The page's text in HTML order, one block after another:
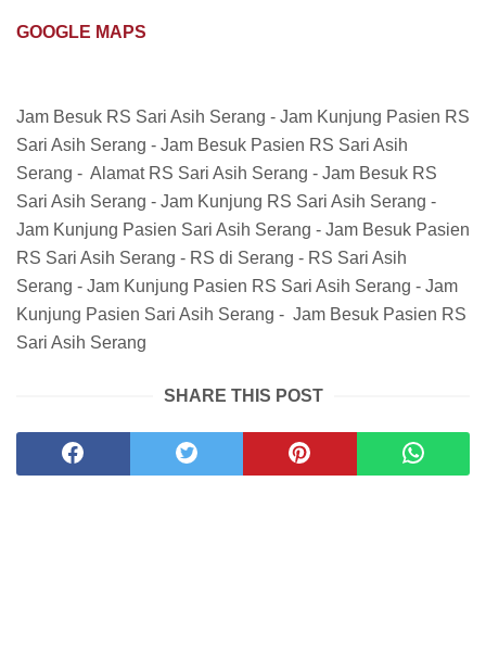
GOOGLE MAPS
Jam Besuk RS Sari Asih Serang - Jam Kunjung Pasien RS
Sari Asih Serang - Jam Besuk Pasien RS Sari Asih
Serang - Alamat RS Sari Asih Serang - Jam Besuk RS
Sari Asih Serang - Jam Kunjung RS Sari Asih Serang -
Jam Kunjung Pasien Sari Asih Serang - Jam Besuk Pasien
RS Sari Asih Serang - RS di Serang - RS Sari Asih
Serang - Jam Kunjung Pasien RS Sari Asih Serang - Jam
Kunjung Pasien Sari Asih Serang - Jam Besuk Pasien RS
Sari Asih Serang
SHARE THIS POST